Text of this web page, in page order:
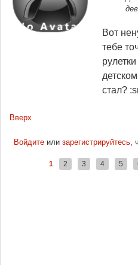
Вот
тебе
стал?
Вверх
Войдитеили зарегистрируйтесь,
1 2 3 4 5